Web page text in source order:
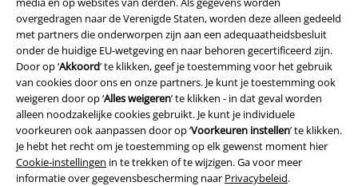
overgedragen naar de Verenigde Staten, worden deze alleen gedeeld
met partners die onderworpen zijn aan een adequaatheidsbesluit
onder de huidige EU-wetgeving en naar behoren gecertificeerd zijn.
Door op ‘Akkoord’ te klikken, geef je toestemming voor het gebruik
van cookies door ons en onze partners. Je kunt je toestemming ook
weigeren door op ‘Alles weigeren’ te klikken - in dat geval worden
alleen noodzakelijke cookies gebruikt. Je kunt je individuele
voorkeuren ook aanpassen door op ‘Voorkeuren instellen’ te klikken.
Je hebt het recht om je toestemming op elk gewenst moment hier
Cookie-instellingen in te trekken of te wijzigen. Ga voor meer
informatie over gegevensbescherming naar Privacybeleid.
Algemene Voorwaarden
Bedrijfsgegevens
Privacyverklaring
Verklaring van conformiteit
Informatie over toegankelijkheid